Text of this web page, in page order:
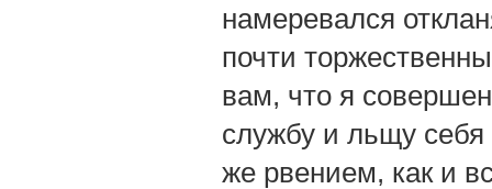
намеревался
почти
вам, что я
службу и льщу
же рвением, как и